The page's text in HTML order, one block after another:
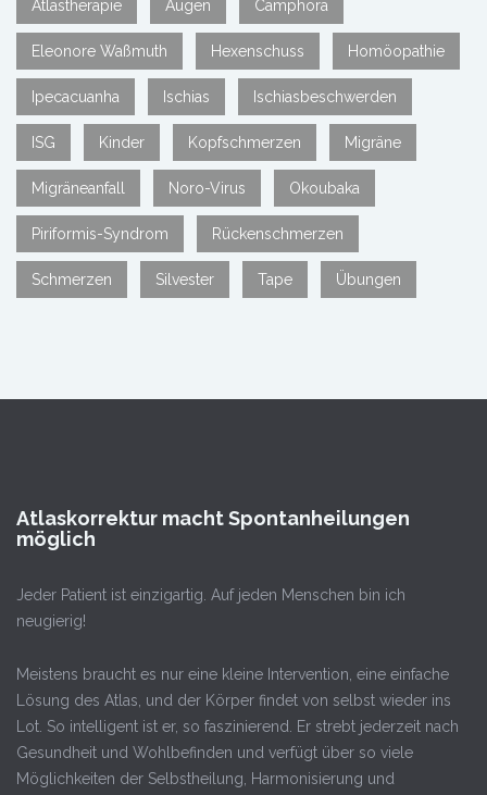
Atlastherapie Augen Camphora
Eleonore Waßmuth Hexenschuss Homöopathie
Ipecacuanha Ischias Ischiasbeschwerden
ISG Kinder Kopfschmerzen Migräne
Migräneanfall Noro-Virus Okoubaka
Piriformis-Syndrom Rückenschmerzen
Schmerzen Silvester Tape Übungen
Atlaskorrektur macht Spontanheilungen
möglich
Jeder Patient ist einzigartig. Auf jeden Menschen bin ich
neugierig!
Meistens braucht es nur eine kleine Intervention, eine einfache
Lösung des Atlas, und der Körper findet von selbst wieder ins
Lot. So intelligent ist er, so faszinierend. Er strebt jederzeit nach
Gesundheit und Wohlbefinden und verfügt über so viele
Möglichkeiten der Selbstheilung, Harmonisierung und